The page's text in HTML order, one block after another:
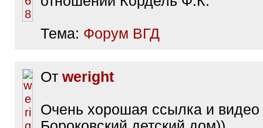
Тема: Форум ВГД
От weright
Очень хорошая ссылка и видео